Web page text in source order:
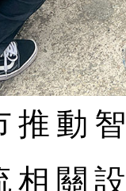
推動
相關